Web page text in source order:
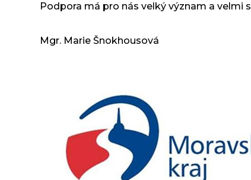
Podpora má pro nás velký význam a velmi
Mgr. Marie Šnokhousová